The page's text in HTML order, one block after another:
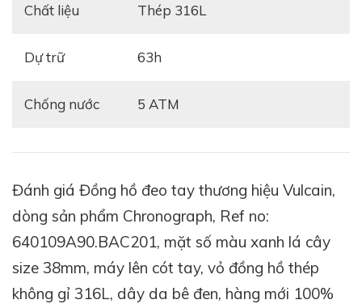
Chất liệu Thép 316L
Dự trữ 63h
Chống nước 5 ATM
Đánh giá Đồng hồ đeo tay thương hiệu Vulcain,
dòng sản phẩm Chronograph, Ref no:
640109A90.BAC201, mặt số màu xanh lá cây
size 38mm, máy lên cót tay, vỏ đồng hồ thép
không gỉ 316L, dây da bê đen, hàng mới 100%